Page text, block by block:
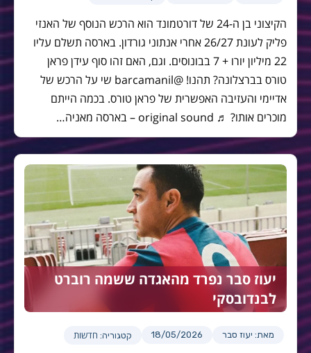
הקיצוני בן ה-24 של דורטמונד הוא הרכש הנוסף של האנזי
פליק לעונת 26/27 אחרי אנתוני גורדון. בארסה תשלם עליו
22 מיליון יורו + 7 בבונוסים. וגם, האם זהו סוף עידן פראן
טורס בברצלונה? תהנו! @barcamanil שי על הרכש של
אדיימי והעזיבה האפשרית של פראן טורס. בכמה הייתם
מוכרים אותו? ♬ original sound – בארסה מאניה…
יעוז סבר נפרד מהאגדה ששמה רוברט
לבנדובסקי
מאת: יעוז סבר 18/05/2026 קטגוריה: חדשות